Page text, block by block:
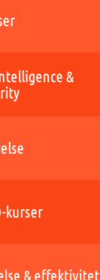
&
kurser
& effektivitet